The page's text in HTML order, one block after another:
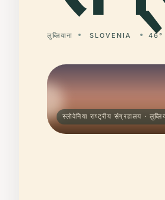
लुब्लियाना SLOVENIA 46°
स्लोवेनिया राष्ट्रीय संग्रहालय ·